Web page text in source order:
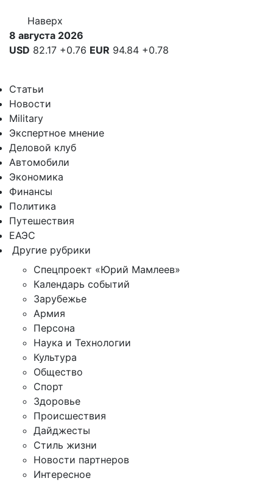
Наверх
8 августа 2026
USD 82.17 +0.76 EUR 94.84 +0.78
Статьи
Новости
Military
Экспертное мнение
Деловой клуб
Автомобили
Экономика
Финансы
Политика
Путешествия
ЕАЭС
Другие рубрики
Спецпроект «Юрий Мамлеев»
Календарь событий
Зарубежье
Армия
Персона
Наука и Технологии
Культура
Общество
Спорт
Здоровье
Происшествия
Дайджесты
Стиль жизни
Новости партнеров
Интересное